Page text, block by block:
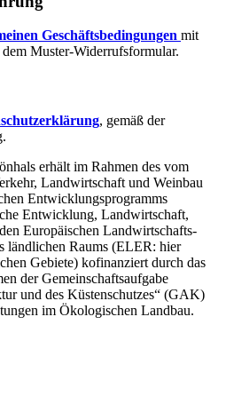
Geschäftsbedingungen mit
Muster-Widerrufsformular.
, gemäß der
erhält im Rahmen des vom
Land­wirt­schaft und Weinbau
Entwick­lungs­programms
Entwick­lung, Landwirt­schaft,
Euro­päischen Land­wirtschafts­
länd­lichen Raums (ELER: hier
Gebiete) kofinanziert durch das
der Gemein­schafts­aufgabe
und des Küsten­schutzes“ (GAK)
im Ökolo­gischen Landbau.